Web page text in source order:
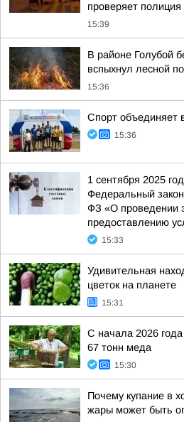
проверяет полиция
15:39
В районе Голубой
вспыхнул лесной
15:36
Спорт объединяет
15:36
1 сентября 2025
Федеральный
ФЗ «О проведении
предоставлению
15:33
Удивительная
цветок на планете
15:31
С начала 2026
67 тонн меда
15:30
Почему купание в
жары может быть